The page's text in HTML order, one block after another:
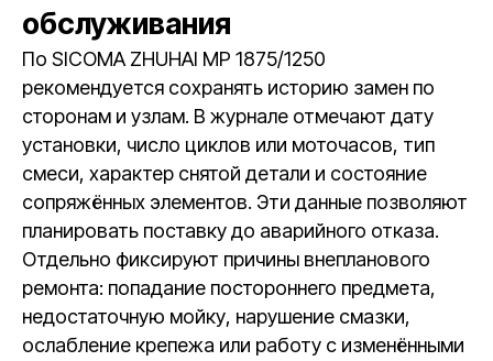
обслуживания
По SICOMA ZHUHAI MP 1875/1250
рекомендуется сохранять историю замен по
сторонам и узлам. В журнале отмечают дату
установки, число циклов или моточасов, тип
смеси, характер снятой детали и состояние
сопряжённых элементов. Эти данные позволяют
планировать поставку до аварийного отказа.
Отдельно фиксируют причины внепланового
ремонта: попадание постороннего предмета,
недостаточную мойку, нарушение смазки,
ослабление крепежа или работу с изменёнными